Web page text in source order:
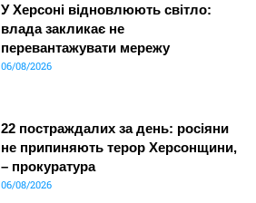
У Херсоні відновлюють світло:
влада закликає не
перевантажувати мережу
06/08/2026
22 постраждалих за день: росіяни
не припиняють терор Херсонщини,
– прокуратура
06/08/2026